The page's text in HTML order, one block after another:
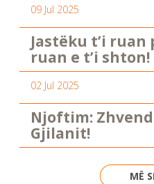
09 Jul 2025
Jastëku t’i ruan
ruan e t’i shton!
02 Jul 2025
Njoftim:
Gjilanit!
MË